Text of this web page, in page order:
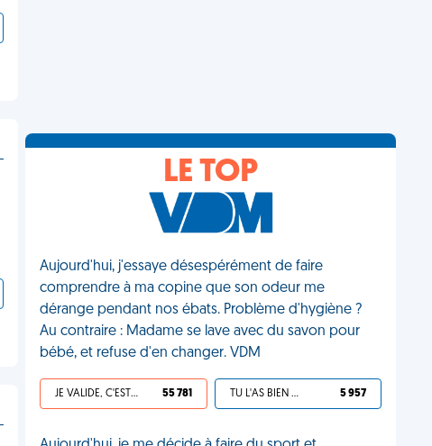
LE TOP
Aujourd'hui, j'essaye désespérément de faire
comprendre à ma copine que son odeur me
dérange pendant nos ébats. Problème d'hygiène ?
Au contraire : Madame se lave avec du savon pour
bébé, et refuse d'en changer. VDM
JE VALIDE, C'EST UNE VDM 55 781 TU L'AS BIEN MÉRITÉ 5 957